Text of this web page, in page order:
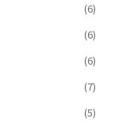
(6)
(6)
(6)
(7)
(5)